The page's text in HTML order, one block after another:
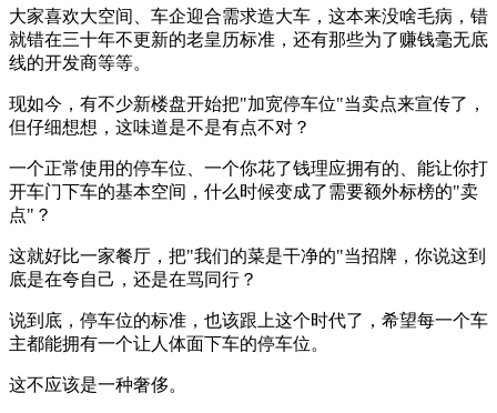
大家喜欢大空间、车企迎合需求造大车，这本来没啥毛病，错
就错在三十年不更新的老皇历标准，还有那些为了赚钱毫无底
线的开发商等等。
现如今，有不少新楼盘开始把"加宽停车位"当卖点来宣传了，
但仔细想想，这味道是不是有点不对？
一个正常使用的停车位、一个你花了钱理应拥有的、能让你打
开车门下车的基本空间，什么时候变成了需要额外标榜的"卖
点"？
这就好比一家餐厅，把"我们的菜是干净的"当招牌，你说这到
底是在夸自己，还是在骂同行？
说到底，停车位的标准，也该跟上这个时代了，希望每一个车
主都能拥有一个让人体面下车的停车位。
这不应该是一种奢侈。